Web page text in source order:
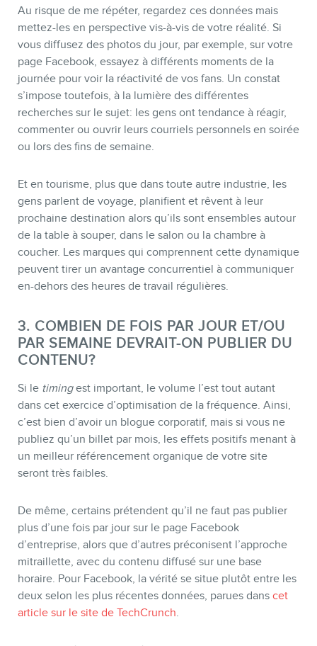
Au risque de me répéter, regardez ces données mais
mettez-les en perspective vis-à-vis de votre réalité. Si
vous diffusez des photos du jour, par exemple, sur votre
page Facebook, essayez à différents moments de la
journée pour voir la réactivité de vos fans. Un constat
s’impose toutefois, à la lumière des différentes
recherches sur le sujet: les gens ont tendance à réagir,
commenter ou ouvrir leurs courriels personnels en soirée
ou lors des fins de semaine.
Et en tourisme, plus que dans toute autre industrie, les
gens parlent de voyage, planifient et rêvent à leur
prochaine destination alors qu’ils sont ensembles autour
de la table à souper, dans le salon ou la chambre à
coucher. Les marques qui comprennent cette dynamique
peuvent tirer un avantage concurrentiel à communiquer
en-dehors des heures de travail régulières.
3. COMBIEN DE FOIS PAR JOUR ET/OU
PAR SEMAINE DEVRAIT-ON PUBLIER DU
CONTENU?
Si le timingest important, le volume l’est tout autant
dans cet exercice d’optimisation de la fréquence. Ainsi,
c’est bien d’avoir un blogue corporatif, mais si vous ne
publiez qu’un billet par mois, les effets positifs menant à
un meilleur référencement organique de votre site
seront très faibles.
De même, certains prétendent qu’il ne faut pas publier
plus d’une fois par jour sur le page Facebook
d’entreprise, alors que d’autres préconisent l’approche
mitraillette, avec du contenu diffusé sur une base
horaire. Pour Facebook, la vérité se situe plutôt entre les
deux selon les plus récentes données, parues dans cet
article sur le site de TechCrunch.